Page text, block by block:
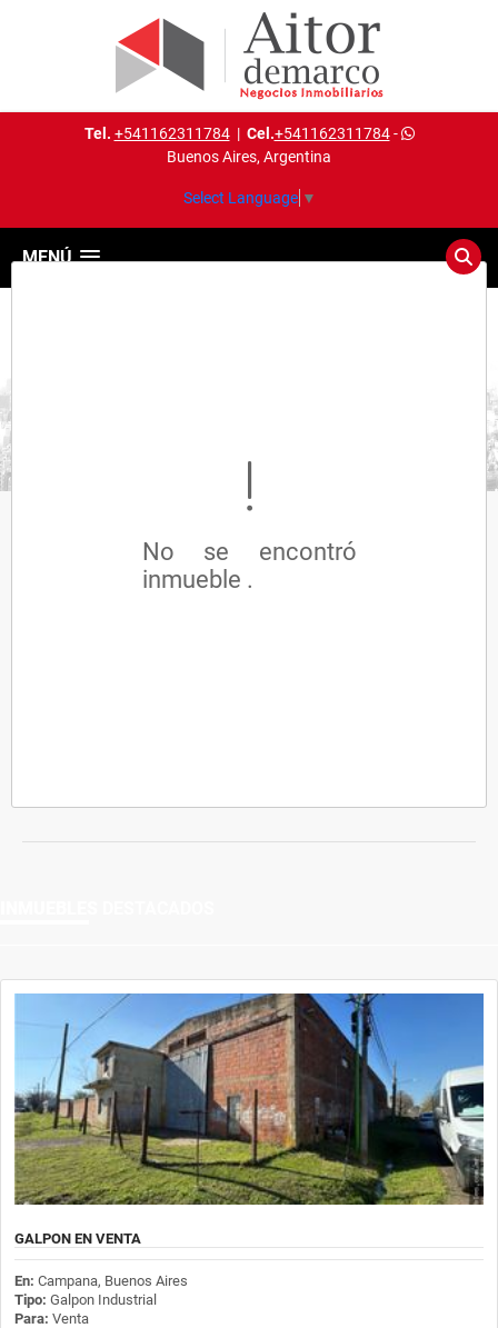
Tel. +541162311784| Cel.+541162311784-
Buenos Aires, Argentina
Select Language ▼
MENÚ
No se encontró
inmueble .
GALPON EN VENTA
En: Campana, Buenos Aires
Tipo: Galpon Industrial
Para: Venta